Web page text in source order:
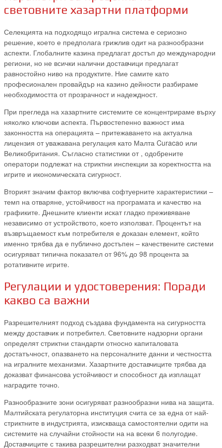
световните хазартни платформи
Селекцията на подходящо игрална система е сериозно
решение, което е предполага грижлив одит на разнообразни
аспекти. Глобалните казина предлагат достъп до международни
региони, но не всички налични доставчици предлагат
равностойно ниво на продуктите. Ние самите като
професионален провайдър на казино дейности разбираме
необходимостта от прозрачност и надеждност.
При прегледа на хазартните системите се концентрираме върху
няколко ключови аспекта. Първостепенно важност има
законността на операцията – притежаването на актуална
лицензия от уважавана регулация като Малта Curacao или
Великобритания. Съгласно статистики от , одобрените
оператори подлежат на стриктни инспекции за коректността на
игрите и икономическата сигурност.
Вторият значим фактор включва софтуерните характеристики –
темп на отваряне, устойчивост на програмата и качество на
графиките. Днешните клиенти искат гладко преживяване
независимо от устройството, което използват. Процентът на
възвръщаемост към потребителя е доказан елемент, който
именно трябва да е публично достъпен – качествените системи
осигуряват типична показател от 96% до 98 процента за
ротативните игрите.
Регулации и удостоверения: Поради
какво са важни
Разрешителният подход създава фундамента на сигурността
между доставчик и потребител. Световните надзорни органи
определят стриктни стандарти относно капиталовата
достатъчност, опазването на персоналните данни и честността
на игралните механизми. Хазартните доставчиците трябва да
доказват финансова устойчивост и способност да изплащат
наградите точно.
Разнообразните зони осигуряват разнообразни нива на защита.
Малтийската регулаторна институция счита се за една от най-
стриктните в индустрията, изискваща самостоятелни одити на
системите на случайни стойности на на всеки 6 полугодие.
Доставчиците с такива разрешителни разходват значителни